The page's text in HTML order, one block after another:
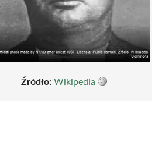
Źródło: Wikipedia